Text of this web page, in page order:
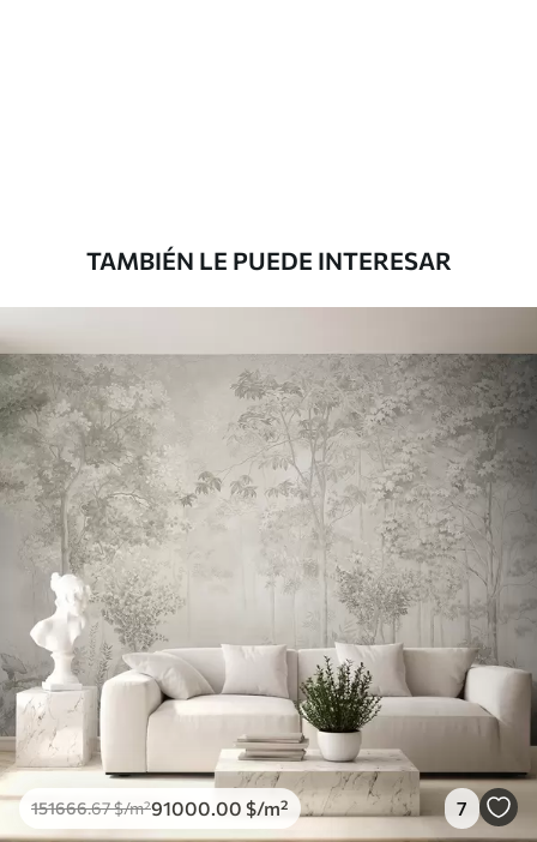
Vinilo Premium
199833.33119900.00$/m²
TAMBIÉN LE PUEDE INTERESAR
151666.67$/m²91000 .00 $/m² 7